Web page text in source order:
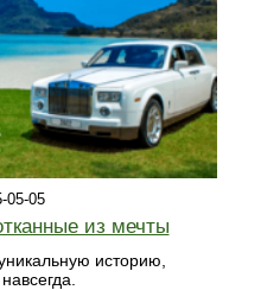
05-05
из мечты
историю,